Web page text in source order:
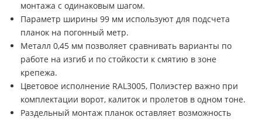
монтажа с одинаковым шагом.
Параметр ширины 99 мм используют для подсчета
планок на погонный метр.
Металл 0,45 мм позволяет сравнивать варианты по
работе на изгиб и по стойкости к смятию в зоне
крепежа.
Цветовое исполнение RAL3005, Полиэстер важно при
комплектации ворот, калиток и пролетов в одном тоне.
Раздельный монтаж планок оставляет возможность